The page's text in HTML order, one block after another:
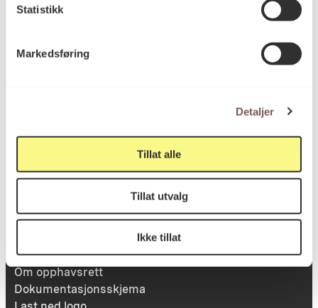
Statistikk
Markedsføring
Detaljer
Tillat alle
Tillat utvalg
Ikke tillat
Besøksadresse
Viktig info
Utbetaling og fakturering
Personvernerklæring
Om opphavsrett
Dokumentasjonsskjema